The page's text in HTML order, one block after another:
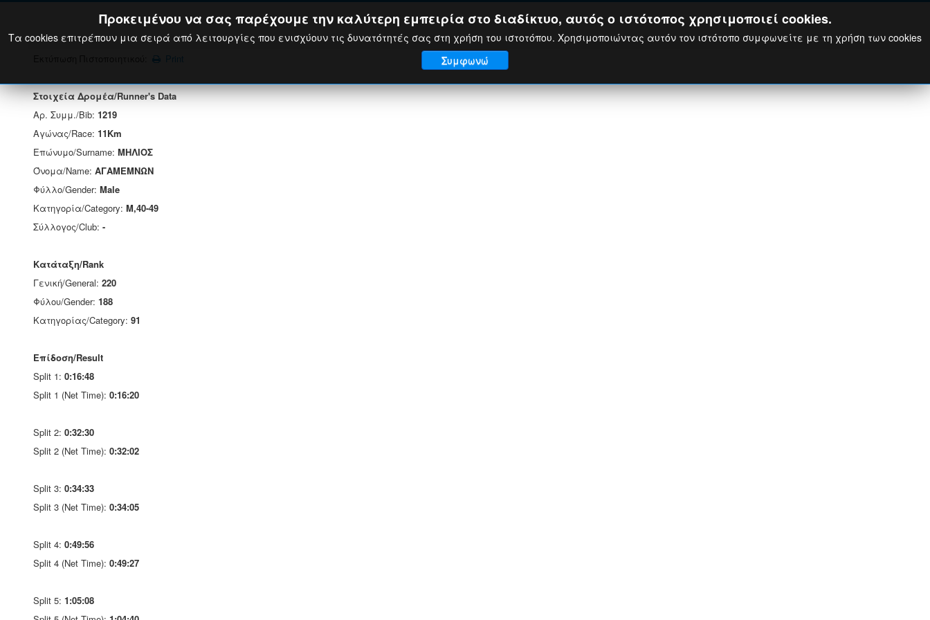
Print
Στοιχεία Δρομέα/Runner's Data
Αρ. Συμμ./Bib: 1219
Αγώνας/Race: 11Km
Επώνυμο/Surname: ΜΗΛΙΟΣ
Όνομα/Name: ΑΓΑΜΕΜΝΩΝ
Φύλλο/Gender: Male
Κατηγορία/Category: M,40-49
Σύλλογος/Club: -
Κατάταξη/Rank
Γενική/General: 220
Φύλου/Gender: 188
Κατηγορίας/Category: 91
Επίδοση/Result
Split 1: 0:16:48
Split 1 (Net Time): 0:16:20
Split 2: 0:32:30
Split 2 (Net Time): 0:32:02
Split 3: 0:34:33
Split 3 (Net Time): 0:34:05
Split 4: 0:49:56
Split 4 (Net Time): 0:49:27
Split 5: 1:05:08
Προκειμένου να σας παρέχουμε την καλύτερη εμπειρία στο διαδίκτυο, αυτός ο ιστότοπος χρησιμοποιεί cookies.
Τα cookies επιτρέπουν μια σειρά από λειτουργίες που ενισχύουν τις δυνατότητές σας στη χρήση του ιστοτόπου. Χρησιμοποιώντας αυτόν τον ιστότοπο συμφωνείτε με τη χρήση των cookies
Συμφωνώ